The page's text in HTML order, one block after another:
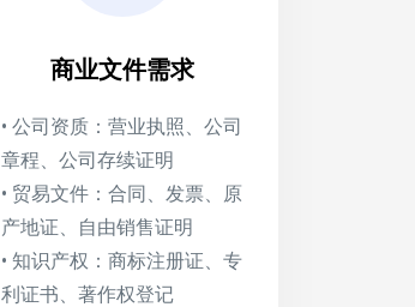
商业文件需求
• 公司资质：营业执照、公司
章程、公司存续证明
• 贸易文件：合同、发票、原
产地证、自由销售证明
• 知识产权：商标注册证、专
利证书、著作权登记